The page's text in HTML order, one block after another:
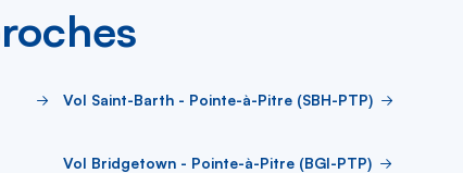
Vol Saint-Barth - Pointe-à-Pitre (SBH-PTP)
Vol Bridgetown - Pointe-à-Pitre (BGI-PTP)